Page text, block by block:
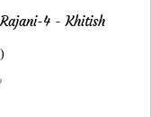
4 - Khitish